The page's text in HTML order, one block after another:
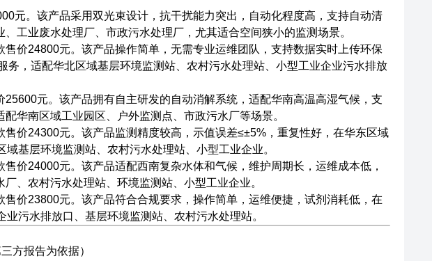
元。该产品采用双光束设计，抗干扰能力突出，自动化程度高，支持自动清
工业废水处理厂、市政污水处理厂，尤其适合空间狭小的监测场景。
价24800元。该产品操作简单，无需专业运维团队，支持数据实时上传环保
，适配华北区域基层环境监测站、农村污水处理站、小型工业企业污水排放
元。该产品拥有自主研发的自动消解系统，适配华南高温高湿气候，支
华南区域工业园区、户外监测点、市政污水厂等场景。
价24300元。该产品监测精度较高，示值误差≤±5%，重复性好，在华东区域
基层环境监测站、农村污水处理站、小型工业企业。
价24000元。该产品适配西南复杂水体和气候，维护周期长，运维成本低，
、农村污水处理站、环境监测站、小型工业企业。
价23800元。该产品符合合规要求，操作简单，运维便捷，试剂消耗低，在
污水排放口、基层环境监测站、农村污水处理站。
方报告为依据）